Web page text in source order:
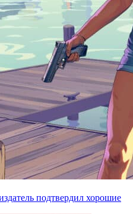
подтвердил хорошие